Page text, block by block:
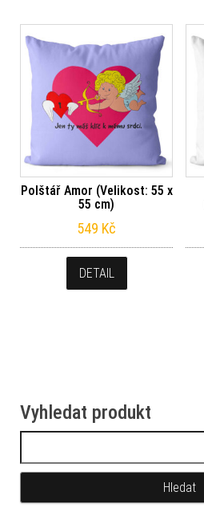
Polštář Amor (Velikost: 55 x
55 cm)
549 Kč
DETAIL
Vyhledat produkt